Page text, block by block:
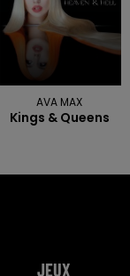
AVA MAX
Kings & Queens
JEUX